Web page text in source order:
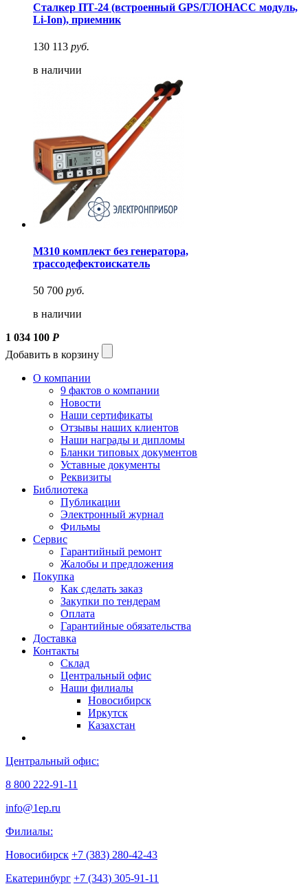
Сталкер ПТ-24 (встроенный GPS/ГЛОНАСС модуль,
Li-Ion), приемник
130 113 руб.
в наличии
М310 комплект без генератора,
трассодефектоискатель
50 700 руб.
в наличии
1 034 100 Р
Добавить в корзину
О компании
9 фактов о компании
Новости
Наши сертификаты
Отзывы наших клиентов
Наши награды и дипломы
Бланки типовых документов
Уставные документы
Реквизиты
Библиотека
Публикации
Электронный журнал
Фильмы
Сервис
Гарантийный ремонт
Жалобы и предложения
Покупка
Как сделать заказ
Закупки по тендерам
Оплата
Гарантийные обязательства
Доставка
Контакты
Склад
Центральный офис
Наши филиалы
Новосибирск
Иркутск
Казахстан
Центральный офис:
8 800 222-91-11
info@1ep.ru
Филиалы:
Новосибирск +7 (383) 280-42-43
Екатеринбург +7 (343) 305-91-11